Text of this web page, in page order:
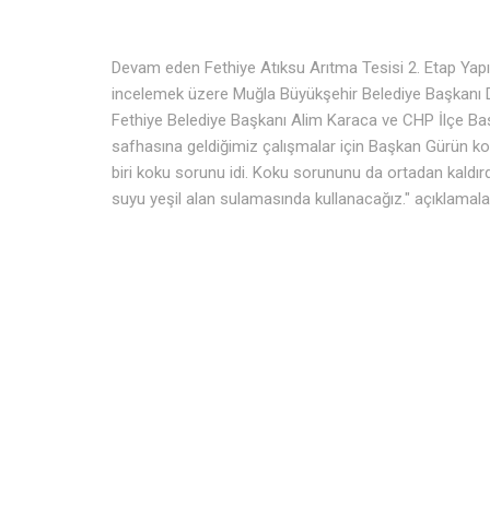
Devam eden Fethiye Atıksu Arıtma Tesisi 2. Etap
incelemek üzere Muğla Büyükşehir Belediye
Fethiye Belediye Başkanı Alim Karaca ve CHP İlçe
safhasına geldiğimiz çalışmalar için Başkan Gürün
biri koku sorunu idi. Koku sorununu da ortadan
suyu yeşil alan sulamasında kullanacağız."